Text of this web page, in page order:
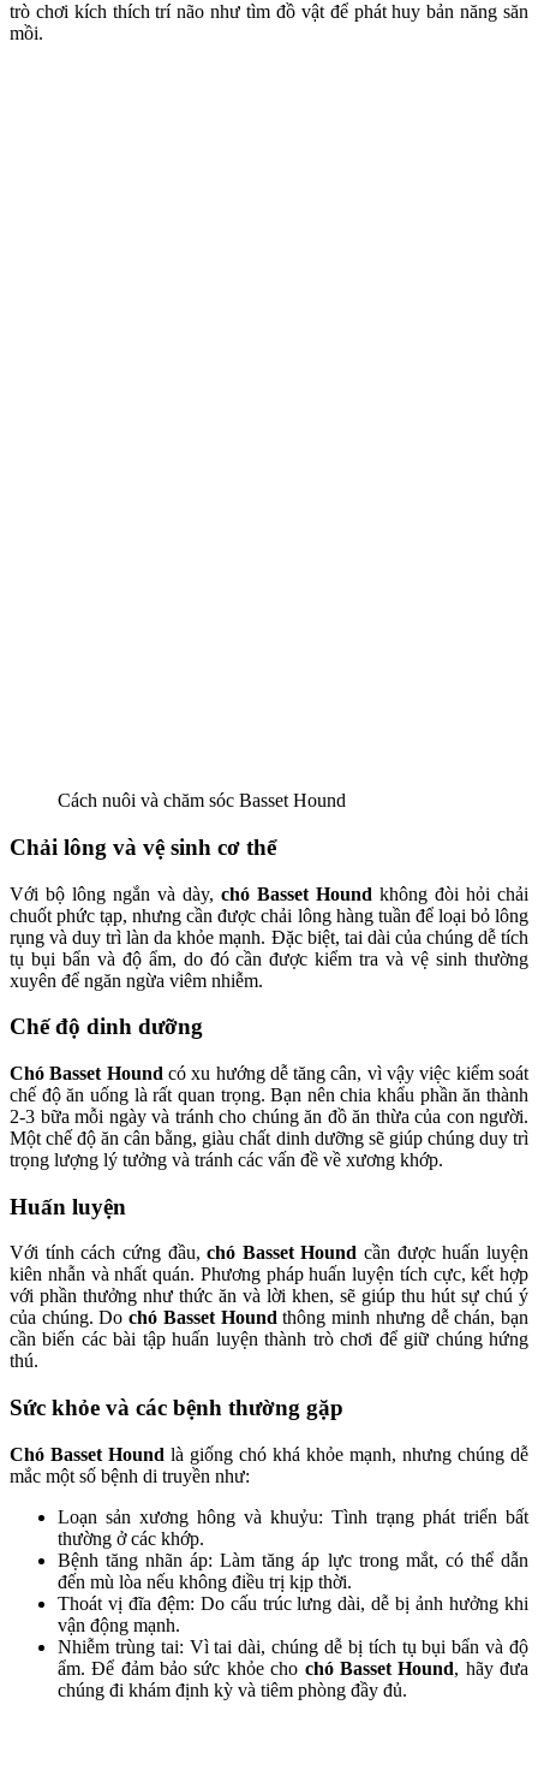
trò chơi kích thích trí não như tìm đồ vật để phát huy bản năng săn
mồi.
Cách nuôi và chăm sóc Basset Hound
Chải lông và vệ sinh cơ thể
Với bộ lông ngắn và dày, chó Basset Hound không đòi hỏi chải
chuốt phức tạp, nhưng cần được chải lông hàng tuần để loại bỏ lông
rụng và duy trì làn da khỏe mạnh. Đặc biệt, tai dài của chúng dễ tích
tụ bụi bẩn và độ ẩm, do đó cần được kiểm tra và vệ sinh thường
xuyên để ngăn ngừa viêm nhiễm.
Chế độ dinh dưỡng
Chó Basset Hound có xu hướng dễ tăng cân, vì vậy việc kiểm soát
chế độ ăn uống là rất quan trọng. Bạn nên chia khẩu phần ăn thành
2-3 bữa mỗi ngày và tránh cho chúng ăn đồ ăn thừa của con người.
Một chế độ ăn cân bằng, giàu chất dinh dưỡng sẽ giúp chúng duy trì
trọng lượng lý tưởng và tránh các vấn đề về xương khớp.
Huấn luyện
Với tính cách cứng đầu,chó Basset Hound cần được huấn luyện
kiên nhẫn và nhất quán. Phương pháp huấn luyện tích cực, kết hợp
với phần thưởng như thức ăn và lời khen, sẽ giúp thu hút sự chú ý
của chúng. Dochó Basset Houndthông minh nhưng dễ chán, bạn
cần biến các bài tập huấn luyện thành trò chơi để giữ chúng hứng
thú.
Sức khỏe và các bệnh thường gặp
Chó Basset Hound là giống chó khá khỏe mạnh, nhưng chúng dễ
mắc một số bệnh di truyền như:
Loạn sản xương hông và khuỷu: Tình trạng phát triển bất
thường ở các khớp.
Bệnh tăng nhãn áp: Làm tăng áp lực trong mắt, có thể dẫn
đến mù lòa nếu không điều trị kịp thời.
Thoát vị đĩa đệm: Do cấu trúc lưng dài, dễ bị ảnh hưởng khi
vận động mạnh.
Nhiễm trùng tai: Vì tai dài, chúng dễ bị tích tụ bụi bẩn và độ
ẩm. Để đảm bảo sức khỏe cho chó Basset Hound, hãy đưa
chúng đi khám định kỳ và tiêm phòng đầy đủ.